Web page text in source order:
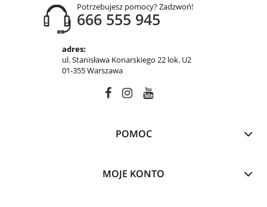
Potrzebujesz pomocy? Zadzwoń!
666 555 945
adres:
ul. Stanisława Konarskiego 22 lok. U2
01-355 Warszawa
POMOC
MOJE KONTO